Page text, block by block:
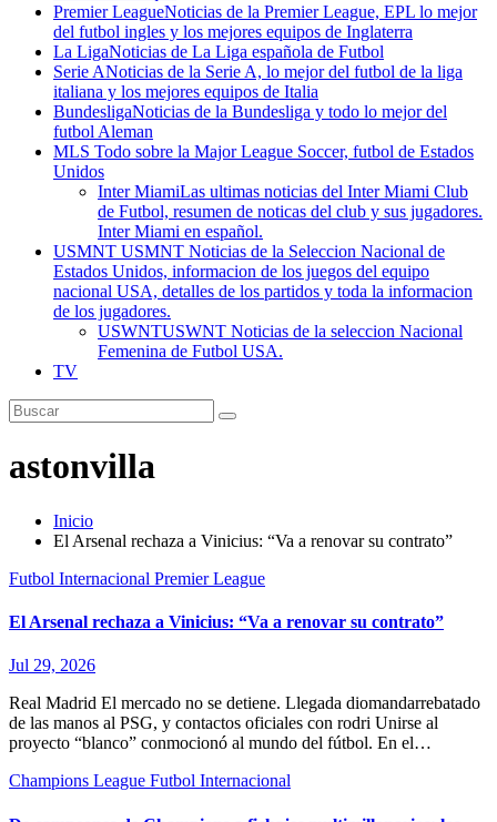
Premier LeagueNoticias de la Premier League, EPL lo mejor
del futbol ingles y los mejores equipos de Inglaterra
La LigaNoticias de La Liga española de Futbol
Serie ANoticias de la Serie A, lo mejor del futbol de la liga
italiana y los mejores equipos de Italia
BundesligaNoticias de la Bundesliga y todo lo mejor del
futbol Aleman
MLS Todo sobre la Major League Soccer, futbol de Estados
Unidos
Inter MiamiLas ultimas noticias del Inter Miami Club
de Futbol, resumen de noticas del club y sus jugadores.
Inter Miami en español.
USMNT USMNT Noticias de la Seleccion Nacional de
Estados Unidos, informacion de los juegos del equipo
nacional USA, detalles de los partidos y toda la informacion
de los jugadores.
USWNTUSWNT Noticias de la seleccion Nacional
Femenina de Futbol USA.
TV
astonvilla
Inicio
El Arsenal rechaza a Vinicius: “Va a renovar su contrato”
Futbol Internacional Premier League
El Arsenal rechaza a Vinicius: “Va a renovar su contrato”
Jul 29, 2026
Real Madrid El mercado no se detiene. Llegada diomandarrebatado
de las manos al PSG, y contactos oficiales con rodri Unirse al
proyecto “blanco” conmocionó al mundo del fútbol. En el…
Champions League Futbol Internacional